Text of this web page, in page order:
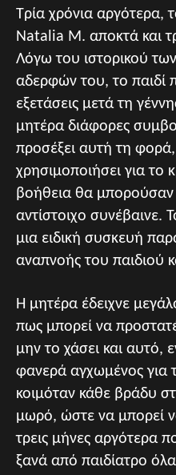
Τρία χρόνια αργότερα,
Natalia M. αποκτά και
Λόγω του ιστορικού
αδερφών του, το παιδί
εξετάσεις μετά τη
μητέρα διάφορες
προσέξει αυτή τη
χρησιμοποιήσει για το
βοήθεια θα μπορούσαν
αντίστοιχο συνέβαινε.
μια ειδική συσκευή
αναπνοής του παιδιού
Η μητέρα έδειχνε
πως μπορεί να
μην το χάσει και αυτό,
φανερά αγχωμένος για
κοιμόταν κάθε βράδυ
μωρό, ώστε να μπορεί
τρεις μήνες αργότερα
ξανά από παιδίατρο